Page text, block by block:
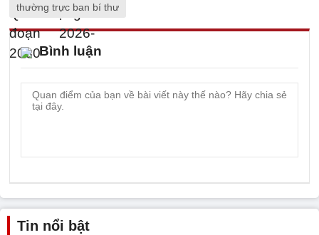
thường trực ban bí thư
Bình luận
Tin nổi bật